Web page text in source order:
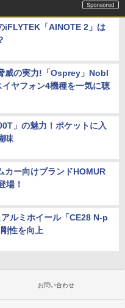
iFLYTEK「AINOTE 2」は
威の実力!「Osprey」Nobl
ヤフォン4機種を一気に聴
」の魅力！ポケットに入
味
カー向けブランドHOMUR
場！
ルミホイール「CE28 N-p
性を向上
お問い合わせ